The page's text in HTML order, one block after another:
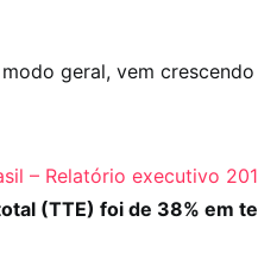
geral, vem
– Relatório executivo
(TTE) foi de 38% em